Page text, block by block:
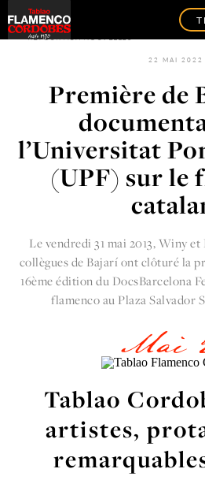
RETOUR AUX NOUVELLES
22 MAI 2022
Première de
l’Universitat
(UPF) sur le
Le vendredi 31 mai 2013, Winy
collègues de Bajarí ont clôturé la
16ème édition du DocsBarcelona
flamenco au Plaza Salvador
Mai
Tablao
artistes,